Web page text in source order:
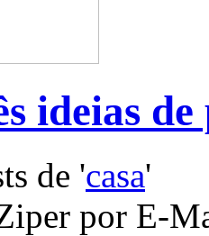
ideias de
de 'casa'
por E-